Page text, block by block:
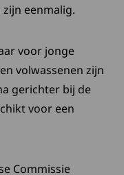
eenmalig.
voor jonge
volwassenen zijn
gerichter bij de
voor een
Commissie